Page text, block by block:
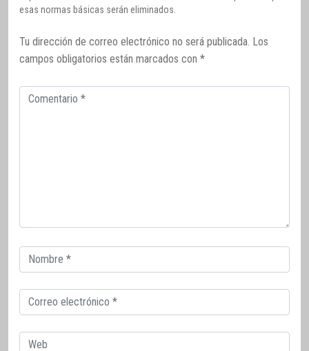
esas normas básicas serán eliminados.
Tu dirección de correo electrónico no será publicada. Los
campos obligatorios están marcados con *
Comentario
Correo
electrónico
Correo
electrónico
Web